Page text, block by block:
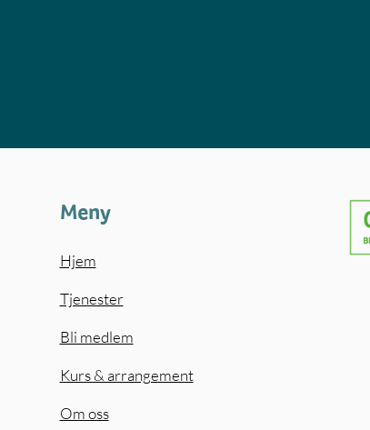
Meny
Hjem
Tjenester
Bli medlem
Kurs & arrangement
Om oss